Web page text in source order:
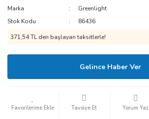
Marka
Greenlight
Stok Kodu
86436
371,54 TL den başlayan taksitlerle!
Gelince Haber Ver
Tavsiye Et Yorum Yaz